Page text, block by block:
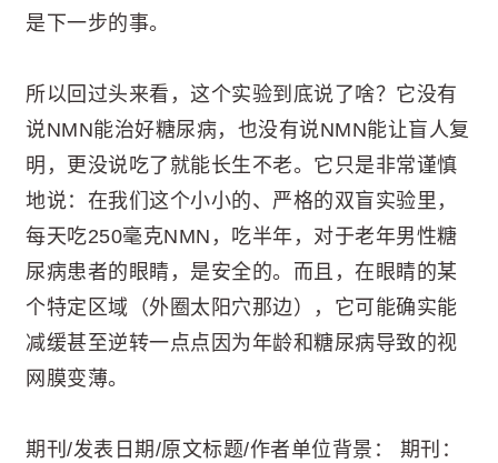
是下一步的事。
所以回过头来看，这个实验到底说了啥？它没有
说NMN能治好糖尿病，也没有说NMN能让盲人复
明，更没说吃了就能长生不老。它只是非常谨慎
地说：在我们这个小小的、严格的双盲实验里，
每天吃250毫克NMN，吃半年，对于老年男性糖
尿病患者的眼睛，是安全的。而且，在眼睛的某
个特定区域（外圈太阳穴那边），它可能确实能
减缓甚至逆转一点点因为年龄和糖尿病导致的视
网膜变薄。
期刊/发表日期/原文标题/作者单位背景： 期刊：